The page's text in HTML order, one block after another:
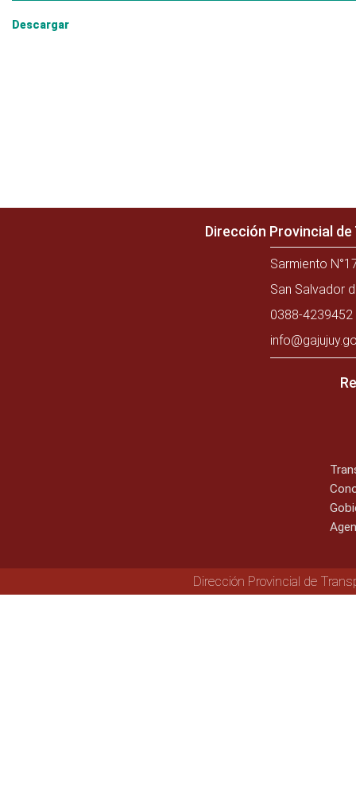
Descargar
Dirección Provincial
Sarmiento
San Salvador
0388-
Dirección Provincial de